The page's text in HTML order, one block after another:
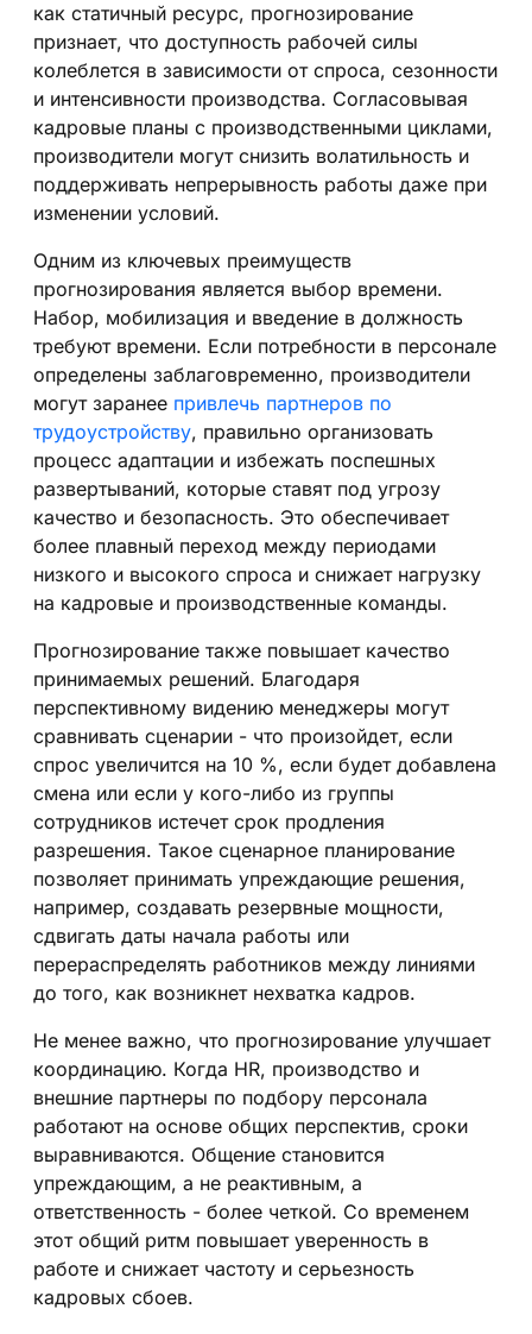
как статичный ресурс, прогнозирование
признает, что доступность рабочей силы
колеблется в зависимости от спроса, сезонности
и интенсивности производства. Согласовывая
кадровые планы с производственными циклами,
производители могут снизить волатильность и
поддерживать непрерывность работы даже при
изменении условий.
Одним из ключевых преимуществ
прогнозирования является выбор времени.
Набор, мобилизация и введение в должность
требуют времени. Если потребности в персонале
определены заблаговременно, производители
могут заранее привлечь партнеров по
трудоустройству, правильно организовать
процесс адаптации и избежать поспешных
развертываний, которые ставят под угрозу
качество и безопасность. Это обеспечивает
более плавный переход между периодами
низкого и высокого спроса и снижает нагрузку
на кадровые и производственные команды.
Прогнозирование также повышает качество
принимаемых решений. Благодаря
перспективному видению менеджеры могут
сравнивать сценарии - что произойдет, если
спрос увеличится на 10 %, если будет добавлена
смена или если у кого-либо из группы
сотрудников истечет срок продления
разрешения. Такое сценарное планирование
позволяет принимать упреждающие решения,
например, создавать резервные мощности,
сдвигать даты начала работы или
перераспределять работников между линиями
до того, как возникнет нехватка кадров.
Не менее важно, что прогнозирование улучшает
координацию. Когда HR, производство и
внешние партнеры по подбору персонала
работают на основе общих перспектив, сроки
выравниваются. Общение становится
упреждающим, а не реактивным, а
ответственность - более четкой. Со временем
этот общий ритм повышает уверенность в
работе и снижает частоту и серьезность
кадровых сбоев.